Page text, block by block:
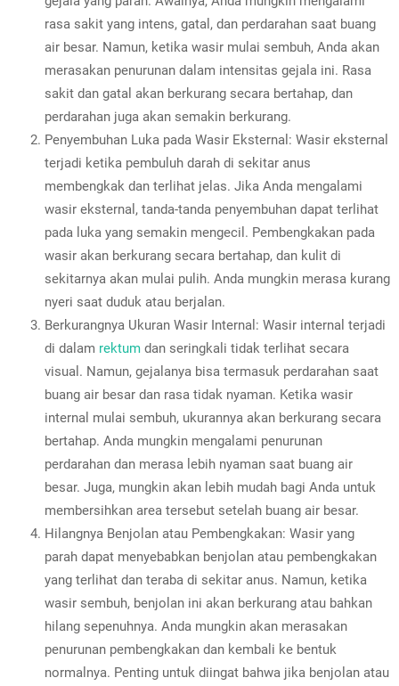
rasa sakit yang intens, gatal, dan perdarahan saat buang
air besar. Namun, ketika wasir mulai sembuh, Anda akan
merasakan penurunan dalam intensitas gejala ini. Rasa
sakit dan gatal akan berkurang secara bertahap, dan
perdarahan juga akan semakin berkurang.
Penyembuhan Luka pada Wasir Eksternal: Wasir eksternal
terjadi ketika pembuluh darah di sekitar anus
membengkak dan terlihat jelas. Jika Anda mengalami
wasir eksternal, tanda-tanda penyembuhan dapat terlihat
pada luka yang semakin mengecil. Pembengkakan pada
wasir akan berkurang secara bertahap, dan kulit di
sekitarnya akan mulai pulih. Anda mungkin merasa kurang
nyeri saat duduk atau berjalan.
Berkurangnya Ukuran Wasir Internal: Wasir internal terjadi
di dalam rektum dan seringkali tidak terlihat secara
visual. Namun, gejalanya bisa termasuk perdarahan saat
buang air besar dan rasa tidak nyaman. Ketika wasir
internal mulai sembuh, ukurannya akan berkurang secara
bertahap. Anda mungkin mengalami penurunan
perdarahan dan merasa lebih nyaman saat buang air
besar. Juga, mungkin akan lebih mudah bagi Anda untuk
membersihkan area tersebut setelah buang air besar.
Hilangnya Benjolan atau Pembengkakan: Wasir yang
parah dapat menyebabkan benjolan atau pembengkakan
yang terlihat dan teraba di sekitar anus. Namun, ketika
wasir sembuh, benjolan ini akan berkurang atau bahkan
hilang sepenuhnya. Anda mungkin akan merasakan
penurunan pembengkakan dan kembali ke bentuk
normalnya. Penting untuk diingat bahwa jika benjolan atau